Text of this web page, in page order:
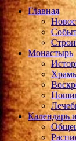
Главная
Монастырь
Календарь